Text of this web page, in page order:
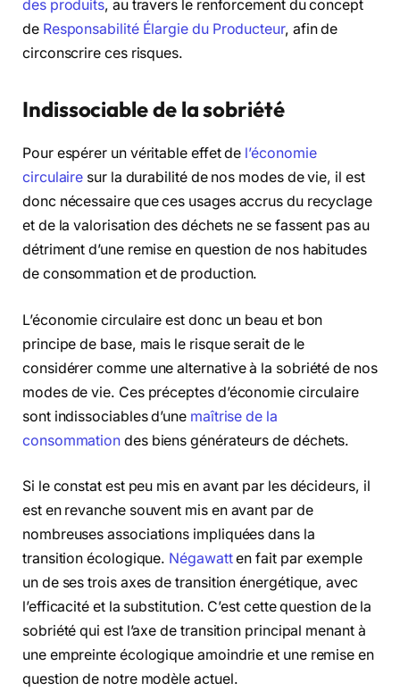
des produits, au travers le renforcement du concept
de Responsabilité Élargie du Producteur, afin de
circonscrire ces risques.
Indissociable de la sobriété
Pour espérer un véritable effet de l’économie
circulaire sur la durabilité de nos modes de vie, il est
donc nécessaire que ces usages accrus du recyclage
et de la valorisation des déchets ne se fassent pas au
détriment d’une remise en question de nos habitudes
de consommation et de production.
L’économie circulaire est donc un beau et bon
principe de base, mais le risque serait de le
considérer comme une alternative à la sobriété de nos
modes de vie. Ces préceptes d’économie circulaire
sont indissociables d’une maîtrise de la
consommation des biens générateurs de déchets.
Si le constat est peu mis en avant par les décideurs, il
est en revanche souvent mis en avant par de
nombreuses associations impliquées dans la
transition écologique. Négawatten fait par exemple
un de ses trois axes de transition énergétique, avec
l’efficacité et la substitution. C’est cette question de la
sobriété qui est l’axe de transition principal menant à
une empreinte écologique amoindrie et une remise en
question de notre modèle actuel.